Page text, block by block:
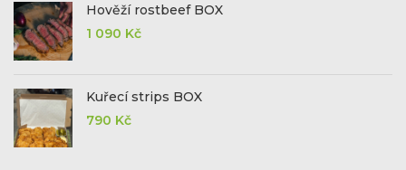
Hověží rostbeef BOX
1 090 Kč
Kuřecí strips BOX
790 Kč